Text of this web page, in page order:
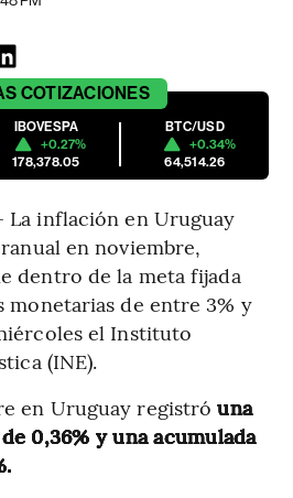
COTIZACIONES
IBOVESPA
+0.27%
178,378.05
BTC/USD
+0.34%
64,514.26
La inflación en Uruguay
en noviembre,
dentro de la meta fijada
monetarias de entre 3% y
el Instituto
(INE).
en Uruguay registróuna
0,36% y una acumulada